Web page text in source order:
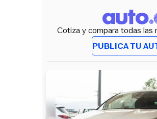
Cotiza y compara todas las
PUBLICA TU